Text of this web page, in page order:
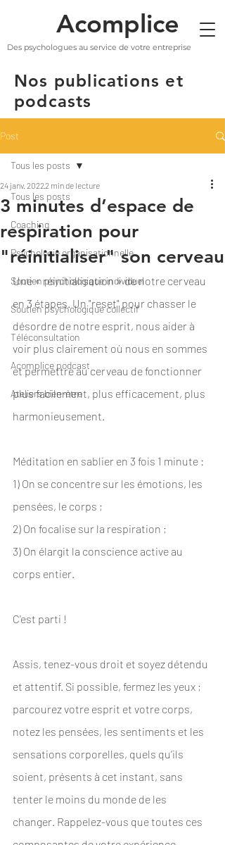
Acomplice
Des psychologues au service de votre entreprise
Nos publications et
podcasts
Post
Tous les posts
Coaching
Psychologie organisationnelle
Soutien psychologique individuel
Soutien psychologique collectif
Téléconsultation
Acomplice podcast
Ateliers bien-être
Tous les posts
3 minutes d’espace de
respiration pour
"réinitialiser" son cerveau
24 janv. 20222 min de lecture
Une « réinitialisation » de notre cerveau
en 3 étapes. Un "reset" pour chasser le
désordre de notre esprit, nous aider à
voir plus clairement où nous en sommes
et permettre au cerveau de fonctionner
plus facilement, plus efficacement, plus
harmonieusement.
Méditation en sablier en 3 fois 1 minute :
1) On se concentre sur les émotions, les
pensées, le corps ;
2) On focalise sur la respiration ;
3) On élargit la conscience active au
corps entier.
C'est parti !
Assis, tenez-vous droit et soyez détendu
et attentif. Si possible, fermez les yeux ;
parcourez votre esprit et votre corps,
notez les pensées, les sentiments et les
sensations corporelles, quels qu’ils
soient, présents à cet instant, sans
tenter le moins du monde de les
changer. Rappelez-vous que toutes ces